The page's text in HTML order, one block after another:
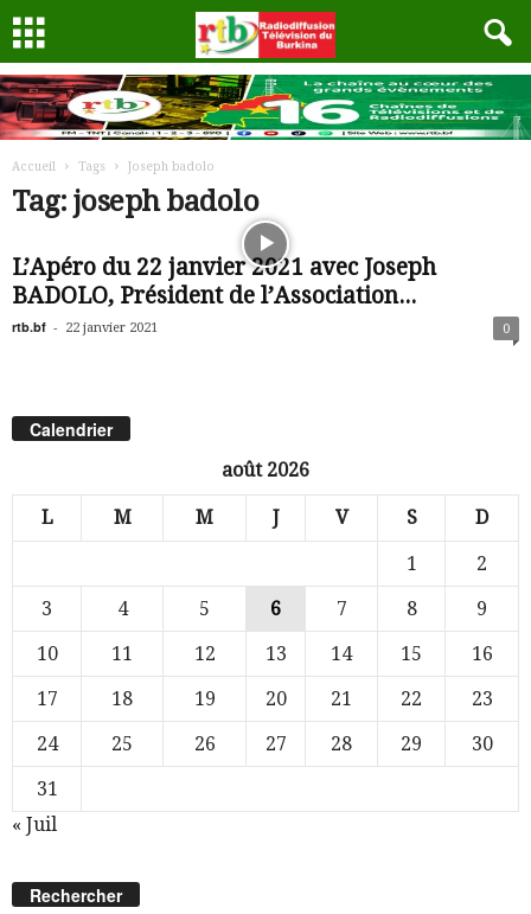
Accueil Tags Joseph badolo
Tag: joseph badolo
L’Apéro du 22 janvier 2021 avec Joseph
BADOLO, Président de l’Association...
rtb.bf - 22 janvier 2021 0
Calendrier
août 2026
L M M J V S D
1
2
3
4 5 6 7 8
9
10
11 12 13 14 15
16
17
18 19 20 21 22
23
24
25 26 27 28 29
30
31
« Juil
Rechercher